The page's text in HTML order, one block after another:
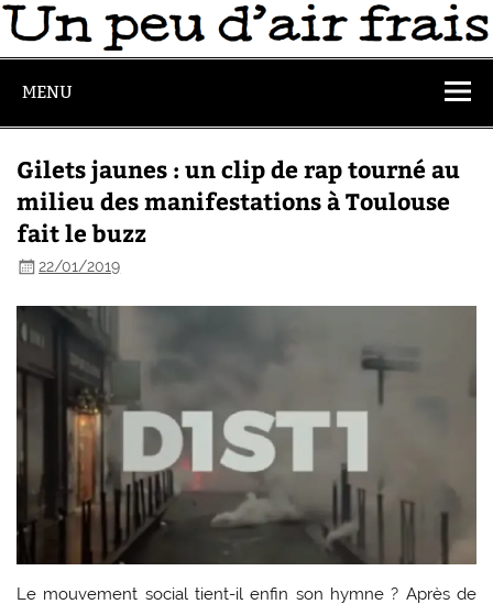
MENU
Gilets jaunes : un clip de rap tourné au
milieu des manifestations à Toulouse
fait le buzz
22/01/2019
Le mouvement social tient-il enfin son hymne ? Après de